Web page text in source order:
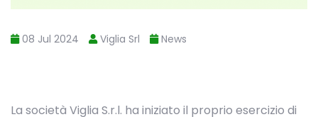
08 Jul 2024 Viglia Srl News
La società Viglia S.r.l. ha iniziato il proprio esercizio di